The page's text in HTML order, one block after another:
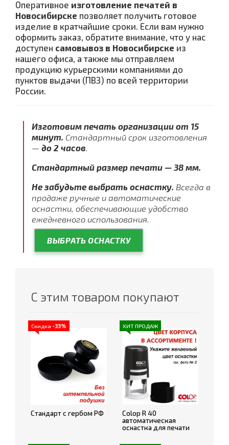
Оперативное изготовление печатей в
Новосибирске позволяет получить готовое
изделие в кратчайшие сроки. Если вам нужно
оформить заказ, обратите внимание, что у нас
доступен самовывоз в Новосибирске из
нашего офиса, а также мы отправляем
продукцию курьерскими компаниями до
пунктов выдачи (ПВЗ) по всей территории
России.
Изготовим печать организации от 15
минут. Стандартный срок изготовления
— до 2 часов
Стандартный размер печати — 38 мм.
Не забудьте выбрать оснастку. Всегда в
продаже ручные и автоматические
оснастки, обеспечивающие удобство
ежедневного использования.
ВЫБРАТЬ ОСНАСТКУ
С этим товаром покупают
Скидка -33%
Стандарт с гербом РФ
ХИТ ПРОДАЖ
Colop R 40
автоматическая
оснастка для печати